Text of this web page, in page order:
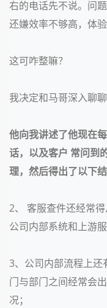
右的电话先不说。问
还嫌效率不够高，体验
这可咋整嘛？
我决定和马哥深入聊
他向我讲述了他现在
话，以及客户 常问到
理，然后得出了以下结
2、 客服查件还经常
公司内部系统和上游
3、公司内部流程上还
门与部门之间经常会
况；